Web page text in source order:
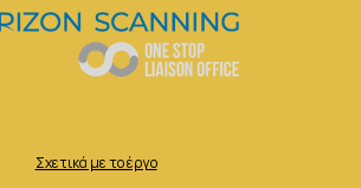
Σχετικά με το έργο